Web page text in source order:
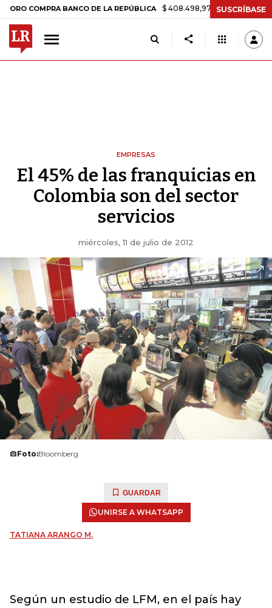
BANCO DE LA REPÚBLICA $ 408.498,97 +$ 8.753,81 +2,19%
SUSCRÍBASE
EMPRESAS
El 45% de las franquicias en
Colombia son del sector
servicios
miércoles, 11 de julio de 2012
Foto:Bloomberg
GUARDAR
UNIRSE A WHATSAPP
TATIANA ARANGO M.
Según un estudio de LFM, en el país hay